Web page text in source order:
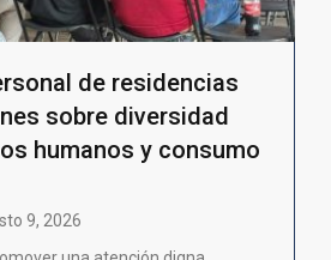
de residencias
sobre diversidad
humanos y consumo
9, 2026